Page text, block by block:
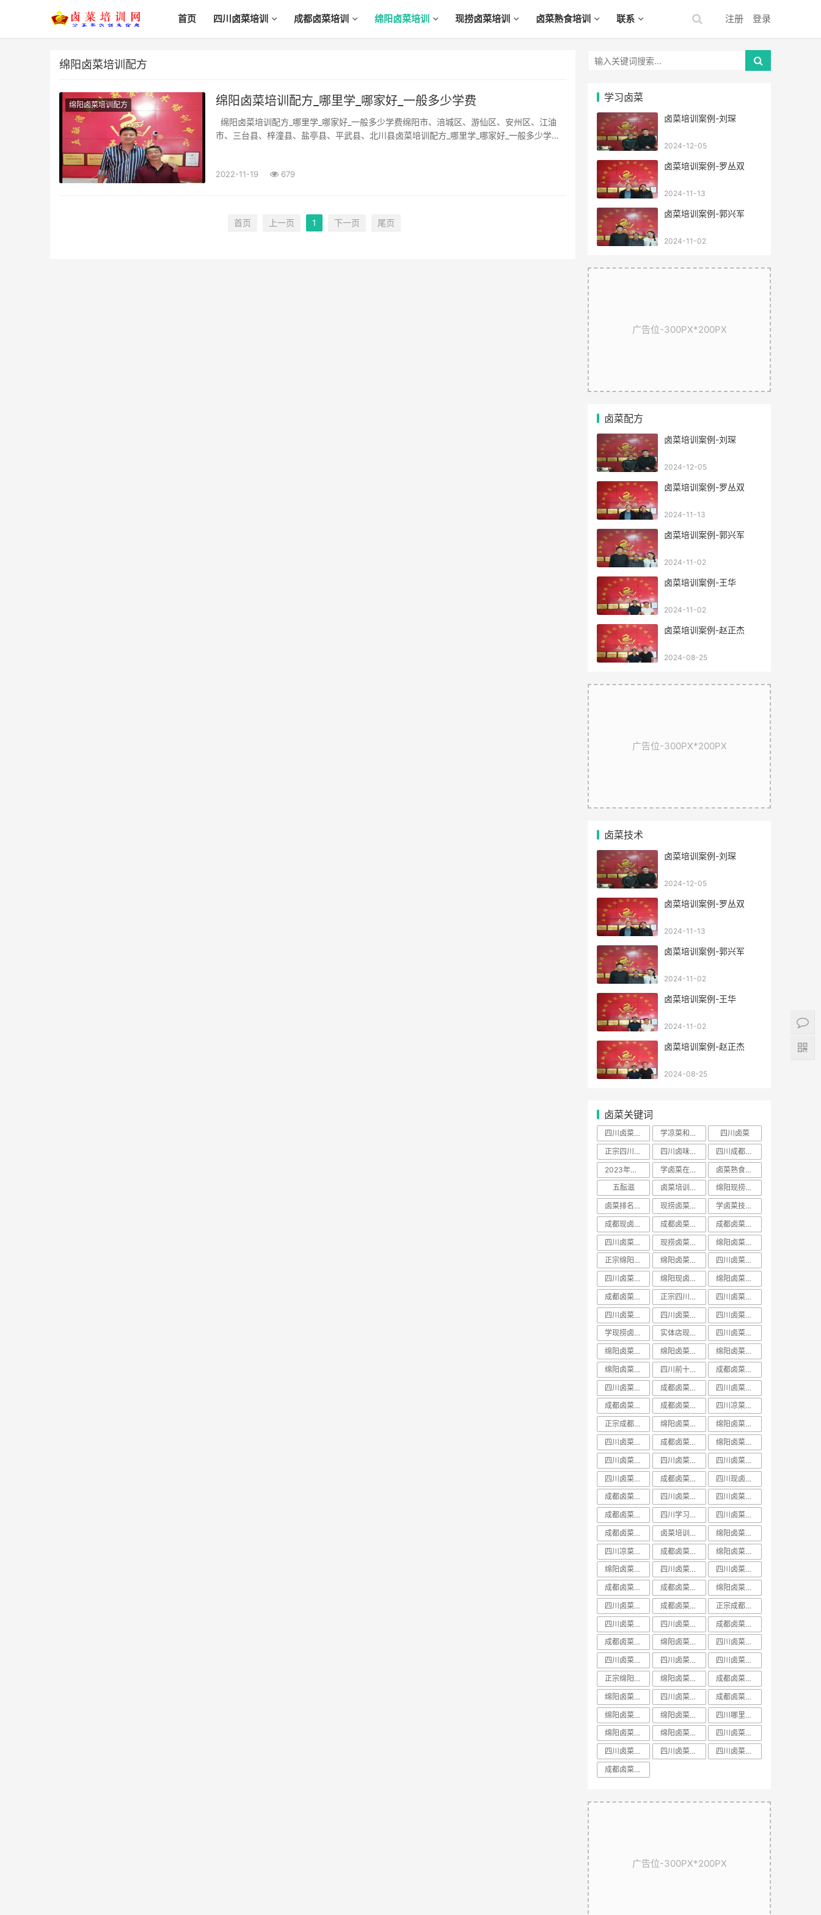
首页 四川卤菜培训 成都卤菜培训 绵阳卤菜培训 现捞卤菜培训 卤菜熟食培训 联系 注册 登录
绵阳卤菜培训配方
绵阳卤菜培训配方 绵阳卤菜培训配方_哪里学_哪家好_一般多少学费
市、三台县、梓潼县、盐亭县、平武县、北川县卤菜培训配方_哪里学_哪家好_一般多少学
2022-11-19 679
首页 上一页 1 下一页 尾页
学习卤菜
卤菜培训案例-刘琛
2024-12-05
卤菜培训案例-罗丛双
2024-11-13
卤菜培训案例-郭兴军
2024-11-02
广告位-300PX*200PX
卤菜配方
卤菜培训案例-刘琛
2024-12-05
卤菜培训案例-罗丛双
2024-11-13
卤菜培训案例-郭兴军
2024-11-02
卤菜培训案例-王华
2024-11-02
卤菜培训案例-赵正杰
2024-08-25
广告位-300PX*200PX
卤菜技术
卤菜培训案例-刘琛
2024-12-05
卤菜培训案例-罗丛双
2024-11-13
卤菜培训案例-郭兴军
2024-11-02
卤菜培训案例-王华
2024-11-02
卤菜培训案例-赵正杰
2024-08-25
卤菜关键词
四川卤菜去哪里学正宗 学凉菜和卤菜要多少学费
四川卤菜
正宗四川卤菜培训
四川卤味哪家培训最好
四川成都卤菜培训哪家好
2023年卤菜培训学员
学卤菜在哪里学
卤菜熟食培训费用一般多少学费
五酝滋
卤菜培训声明
绵阳现捞培训哪家出名
卤菜排名前十名加盟店
现捞卤菜培训哪家好
学卤菜技术到哪里学的正宗
成都现卤现捞培训
成都卤菜熟食培训
成都卤菜培训费用一般多少学费
四川卤菜配方技术学习培训哪家好
现捞卤菜培训费用一般多少学费
绵阳卤菜培训哪家好
正宗绵阳卤菜培训班
绵阳卤菜培训费用一般多少学费
四川卤菜学习方法培训技术哪家好
四川卤菜学习技术培训去哪里学好
绵阳现卤现捞培训
绵阳卤菜熟食培训
成都卤菜培训班排名
正宗四川卤菜培训班
四川卤菜培训价格表
四川卤菜熟食培训
​四川卤菜培训班排名
四川卤菜排名学习培训技术哪家靠谱
学现捞卤菜技术哪里好
实体店现卤现捞培训有保障吗
四川卤菜培训基地
绵阳卤菜培训班视频
绵阳卤菜培训价目表
绵阳卤菜培训价班排名
绵阳卤菜培训排行榜
四川前十卤菜学习培训技术哪家好
成都卤菜培训价目表
四川卤菜中心培训学习技术哪家好
成都卤菜培训机构课程
四川卤菜培训价目表
成都卤菜培训价格表
成都卤菜培训班视频
四川凉菜卤菜培训
正宗成都卤菜培训班
绵阳卤菜培训技术
绵阳卤菜培训实体店
四川卤菜课程学习培训技术哪家好
成都卤菜培训价格课程
绵阳卤菜培训哪里好
四川卤菜价格培训技术学习哪家好
四川卤菜培训哪家好
四川卤菜培训班排名
四川卤菜培训前十
成都卤菜培训中心课程
四川现卤现捞培训
成都卤菜培训学校课程
四川卤菜学习培训技术学校哪家好
四川卤菜培训机构
成都卤菜培训哪家好
四川学习卤菜技术中心培训机构哪家好
四川卤菜学习技术培训学费多少钱
成都卤菜培训技术课程
卤菜培训排行榜
绵阳卤菜培训学费
四川凉菜卤菜学习技术培训基地哪家好
成都卤菜培训哪里好
绵阳卤菜培训课程
绵阳卤菜培训前十
四川卤菜培训费用一般多少学费
​四川卤菜培训排行榜
成都卤菜培训学费课程
成都卤菜培训基地课程
绵阳卤菜培训方法
四川卤菜培训实体店
成都卤菜培训实体店
正宗成都卤菜培训课程
四川卤菜培训学费
四川卤菜培训价格
成都卤菜培训排名课程
成都卤菜培训前十课程
绵阳卤菜培训中心
​四川卤菜培训中心
四川卤菜培训方法
四川卤菜基地技术培训学习哪家好
四川卤菜培训配方
正宗绵阳卤菜培训
绵阳卤菜培训学校
成都卤菜培训方法教学
绵阳卤菜培训价格
四川卤菜培训排名
成都卤菜培训课程教学
​绵阳卤菜培训排名
绵阳卤菜培训配方
四川哪里有正宗卤菜学习培训基地
绵阳卤菜培训基地
绵阳卤菜培训机构
​四川卤菜培训学校
​四川卤菜培训技术
​四川卤菜培训课程
​四川卤菜培训哪里好
​成都卤菜培训配方教学
广告位-300PX*200PX